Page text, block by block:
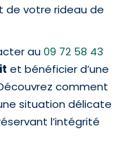
de votre rideau de
au09 72 58 43
et bénéficier d’une
comment
situation délicate
l’intégrité